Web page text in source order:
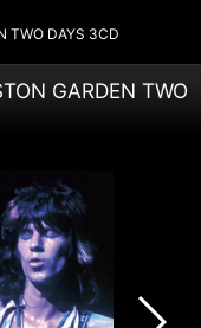
TWO DAYS 3CD
GARDEN TWO